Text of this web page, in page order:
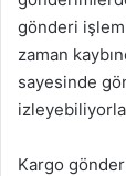
gönderi
zaman
sayesinde
Kargo